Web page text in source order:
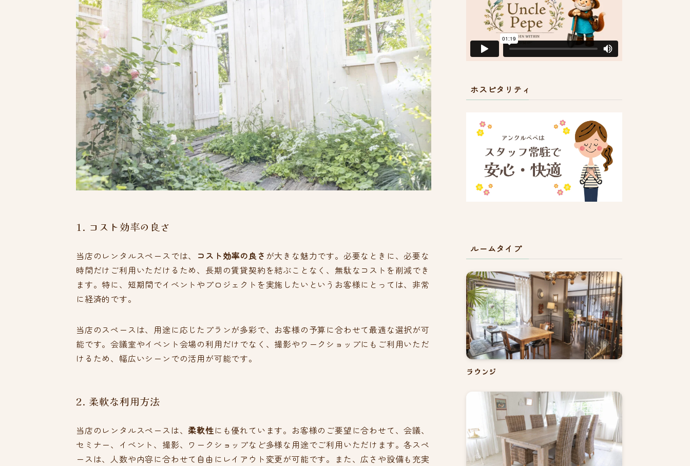
1. コスト効率の良さ
当店のレンタルスペースでは、 コスト効率の良さ が大きな魅力です。必要なときに、必要な
時間だけご利用いただけるため、長期の賃貸契約を結ぶことなく、無駄なコストを削減でき
ます。特に、短期間でイベントやプロジェクトを実施したいというお客様にとっては、非常
に経済的です。
当店のスペースは、用途に応じたプランが多彩で、お客様の予算に合わせて最適な選択が可
能です。会議室やイベント会場の利用だけでなく、撮影やワークショップにもご利用いただ
けるため、幅広いシーンでの活用が可能です。
2. 柔軟な利用方法
当店のレンタルスペースは、 柔軟性にも優れています。お客様のご要望に合わせて、会議、
セミナー、イベント、撮影、ワークショップなど多様な用途でご利用いただけます。各スペ
ースは、人数や内容に合わせて自由にレイアウト変更が可能です。また、広さや設備も充実
ホスピタリティ
ルームタイプ
ラウンジ